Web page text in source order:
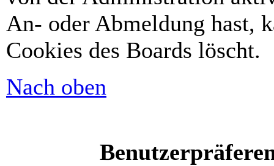
An- oder Abmeldung hast,
Cookies des Boards löscht.
Nach oben